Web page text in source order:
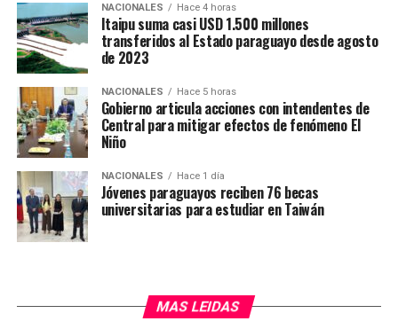
NACIONALES Hace 4 horas
Itaipu suma casi USD 1.500 millones
transferidos al Estado paraguayo desde agosto
de 2023
NACIONALES Hace 5 horas
Gobierno articula acciones con intendentes de
Central para mitigar efectos de fenómeno El
Niño
NACIONALES Hace 1 día
Jóvenes paraguayos reciben 76 becas
universitarias para estudiar en Taiwán
MAS LEIDAS